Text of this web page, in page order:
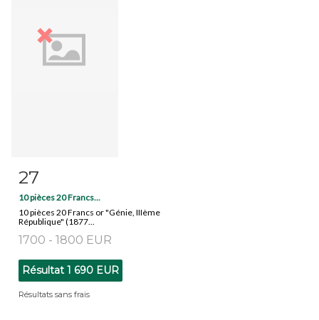
Fiche détaillée
27
10 pièces 20 Francs...
10 pièces 20 Francs or "Génie, IIIème
République" (1877...
1700 - 1800 EUR
Résultat 1 690 EUR
Résultats sans frais